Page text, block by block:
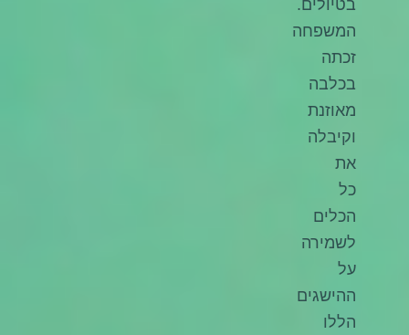
בטיולים.
המשפחה
זכתה
בכלבה
מאוזנת
וקיבלה
את
כל
הכלים
לשמירה
על
ההישגים
הללו